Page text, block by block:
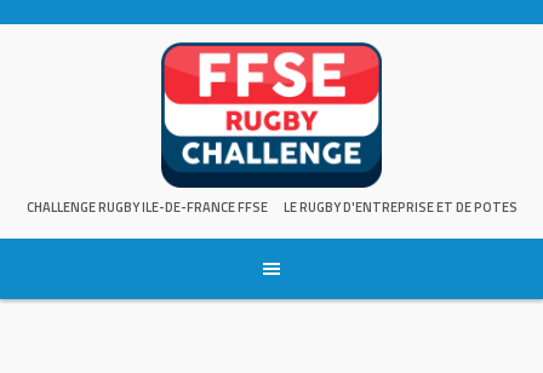
CHALLENGE RUGBY ILE-DE-FRANCE FFSE LE RUGBY D'ENTREPRISE ET DE POTES